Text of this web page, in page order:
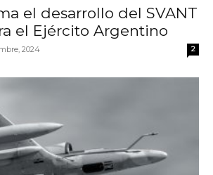
el desarrollo del SVANT
el Ejército Argentino
2024 2